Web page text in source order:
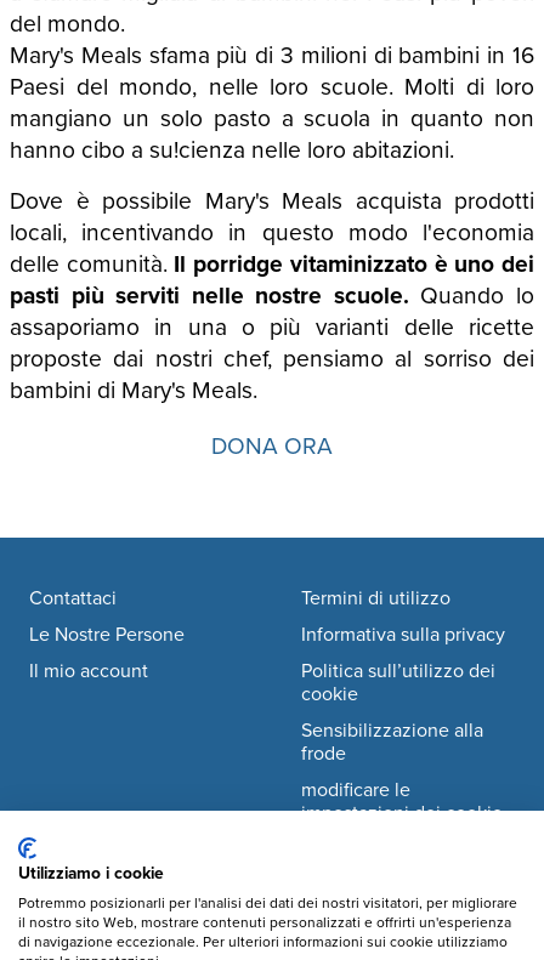
del mondo.
Mary's Meals sfama più di 3 milioni di bambini in 16
Paesi del mondo, nelle loro scuole. Molti di loro
mangiano un solo pasto a scuola in quanto non
hanno cibo a su!cienza nelle loro abitazioni.
Dove è possibile Mary's Meals acquista prodotti
locali, incentivando in questo modo l'economia
delle comunità. Il porridge vitaminizzato è uno dei
pasti più serviti nelle nostre scuole. Quando lo
assaporiamo in una o più varianti delle ricette
proposte dai nostri chef, pensiamo al sorriso dei
bambini di Mary's Meals.
DONA ORA
Footer navigation
© Mary's Meals Italia ODVcompany information
Sede legale:
Contattaci
Le Nostre Persone
Il mio account
Termini di utilizzo
Informativa sulla privacy
Politica sull’utilizzo dei
cookie
Sensibilizzazione alla
frode
modificare le
impostazioni dei cookie
Facebook
Instagram
Utilizziamo i cookie
Potremmo posizionarli per l'analisi dei dati dei nostri visitatori, per migliorare
il nostro sito Web, mostrare contenuti personalizzati e offrirti un'esperienza
di navigazione eccezionale. Per ulteriori informazioni sui cookie utilizziamo